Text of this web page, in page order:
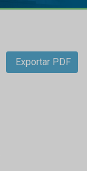
Exportar PDF